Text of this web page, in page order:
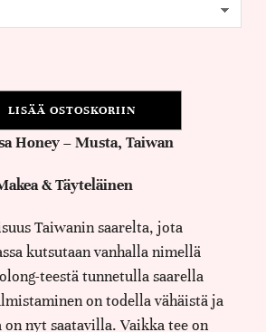
LISÄÄ OSTOSKORIIN
Honey – Musta, Taiwan
& Täyteläinen
Taiwanin saarelta, jota
kutsutaan vanhalla nimellä
teestä tunnetulla saarella
on todella vähäistä ja
nyt saatavilla. Vaikka tee on